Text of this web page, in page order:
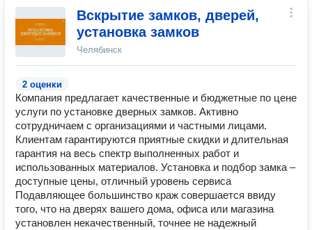
Вскрытие замков, дверей,
установка замков
Челябинск
2 оценки
Компания предлагает качественные и бюджетные по цене
услуги по установке дверных замков. Активно
сотрудничаем с организациями и частными лицами.
Клиентам гарантируются приятные скидки и длительная
гарантия на весь спектр выполненных работ и
использованных материалов. Установка и подбор замка –
доступные цены, отличный уровень сервиса
Подавляющее большинство краж совершается ввиду
того, что на дверях вашего дома, офиса или магазина
установлен некачественный, точнее не надежный